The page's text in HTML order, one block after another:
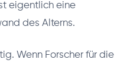
eigentlich eine
des Alterns.
Wenn Forscher für die